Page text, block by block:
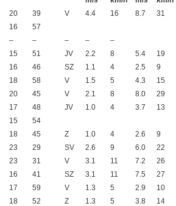
20 39 V 4.4 16 8.7
31
16
57
– – – –
–
15 51 JV 2.2 8 5.4
19
16 46 SZ 1.1 4 2.5
9
18 58 V 1.5 5 4.3
15
20 45 V 2.1 8 8.0
29
17 48 JV 1.0 4 3.7
13
15
54
18 45 Z 1.0 4 2.6
9
23 29 SV 2.6 9 6.0
22
23 31 V 3.1 11 7.2
26
16 41 SZ 3.1 11 7.5
27
17 59 V 1.3 5 2.9
10
18 52 Z 1.3 5 3.8
14